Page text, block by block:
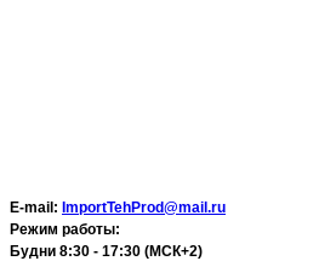
E-mail: ImportTehProd@mail.ru
Режим работы:
Будни 8:30 - 17:30 (МСК+2)